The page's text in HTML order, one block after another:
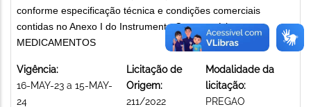
conforme especificação técnica e condições comerciais
contidas no Anexo I do Instrumento Convocatório.
MEDICAMENTOS
Vigência:
16-MAY-23 a 15-MAY-
24
Licitação de
Origem:
211/2022
Modalidade da
licitação:
PREGAO